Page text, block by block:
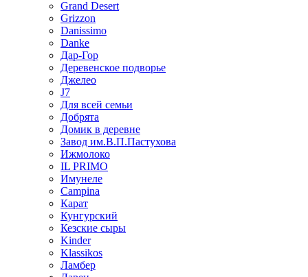
Grand Desert
Grizzon
Danissimo
Danke
Дар-Гор
Деревенское подворье
Джелео
J7
Для всей семьи
Добрята
Домик в деревне
Завод им.В.П.Пастухова
Ижмолоко
IL PRIMO
Имунеле
Campina
Карат
Кунгурский
Кезские сыры
Kinder
Klassikos
Ламбер